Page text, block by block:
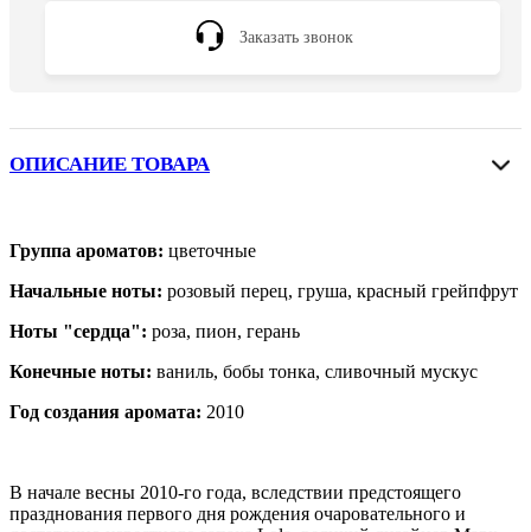
Заказать звонок
ОПИСАНИЕ ТОВАРА
Группа ароматов: цветочные
Начальные ноты: розовый перец, груша, красный грейпфрут
Ноты "сердца": роза, пион, герань
Конечные ноты: ваниль, бобы тонка, сливочный мускус
Год создания аромата: 2010
В начале весны 2010-го года, вследствии предстоящего
празднования первого дня рождения очаровательного и